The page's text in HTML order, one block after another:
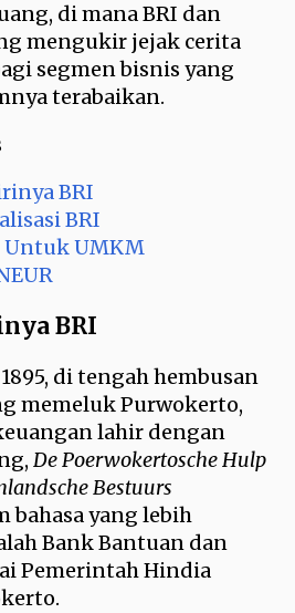
di mana BRI dan
mengukir jejak cerita
segmen bisnis yang
terabaikan.
BRI
BRI
Untuk UMKM
BRI
di tengah hembusan
memeluk Purwokerto,
lahir dengan
De Poerwokertosche Hulp
Bestuurs
bahasa yang lebih
Bank Bantuan dan
Pemerintah Hindia